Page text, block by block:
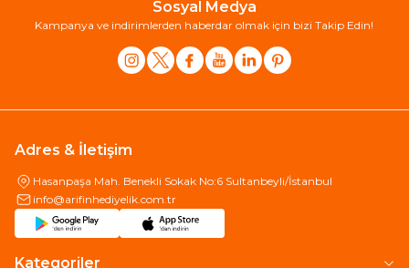
Sosyal Medya
Kampanya ve indirimlerden haberdar olmak için bizi Takip Edin!
Adres & İletişim
Hasanpaşa Mah. Benekli Sokak No:6 Sultanbeyli/İstanbul
info@arifinhediyelik.com.tr
Kategoriler